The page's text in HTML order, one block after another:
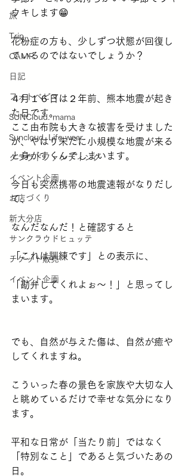
旅
Trip
CAMP
日記
フォトベビマ
SUNCloud. mama
Suncloud. Life wear
クラウドファンディング
イベント企画
お店づくり
新大分店
サンクラウドヒュッテ
チケット販売
イベント企画
ウキします😁
花粉症の方も、少しずつ状態が回復し
ているのではないでしょうか？
４月１６日は２年前、熊本地震が起き
た日です。
ここ由布院も大きな被害を受けました
が、やはり未だに小規模な地震が来る
と身がすくんでしまいます。
今日も突然携帯の地震速報がなりだし
て、
なんだなんだ！と確認すると
「これは訓練です」との表示に、
「勘弁してくれよぉ〜！」と思ってし
まいます。
でも、自然が与えた傷は、自然が癒や
してくれますね。
こういった春の景色を家族や大切な人
と眺めているだけで幸せな気分になり
ます。
平和な日常が「当たり前」ではなく
「特別なこと」であると気づいたあの
日。